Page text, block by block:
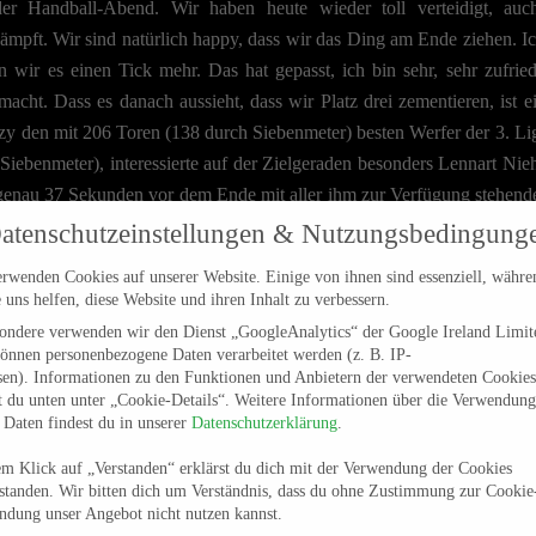
Handball-Abend. Wir haben heute wieder toll verteidigt,
Wir sind natürlich happy, dass wir das Ding am Ende ziehen.
wir es einen Tick mehr. Das hat gepasst, ich bin sehr, sehr
Dass es danach aussieht, dass wir Platz drei zementieren, ist
den mit 206 Toren (138 durch Siebenmeter) besten Werfer der 3.
interessierte auf der Zielgeraden besonders Lennart
37 Sekunden vor dem Ende mit aller ihm zur Verfügung
sechsten Tor an diesem Abend zum entscheidenden 32:30.
anschließend nicht mehr um den Erfolg bringen. Zusammen mit
Lukas Martin Schulz (sieben) steuerte Linkshänder Niehaus
Faktor fürs Ergebnis war.
der ersten Sekunde an ein enormes Tempo auf die Platte und der
hin. Das 1:3 (5.) und 2:4 (6.) brachte den LSC trotzdem nicht
(26.) schien sich die Waage jeweils auf die Seite der
Halbzeit oder das 16:13 (32.) und 18:15 (33.) am Anfang
spannenden und mit viel Intensität geführten zweiten Abschnitt –
von Schulz (56.), Lennart Wörmann (57.) und Niehaus (58.)
&
Cookies auf unserer Website. Einige von ihnen sind essenziell,
uns helfen, diese Website und ihren Inhalt zu verbessern.
verwenden wir den Dienst „GoogleAnalytics“ der Google Ireland
personenbezogene Daten verarbeitet werden (z. B. IP-
Informationen zu den Funktionen und Anbietern der verwendeten Cookies
du unten unter „Cookie-Details“. Weitere Informationen über die Verwendung
findest du in unserer Datenschutzerklärung.
Klick auf „Verstanden“ erklärst du dich mit der Verwendung der Cookies
Wir bitten dich um Verständnis, dass du ohne Zustimmung zur
unser Angebot nicht nutzen kannst.